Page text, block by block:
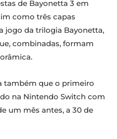
de Bayonetta 3 em
como três capas
jogo da trilogia Bayonetta,
combinadas, formam
também que o primeiro
na Nintendo Switch com
um mês antes, a 30 de